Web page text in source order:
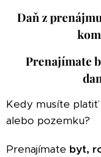
Daň z
Prenajímate
Kedy musíte platiť
alebo pozemku?
Prenajímate byt,